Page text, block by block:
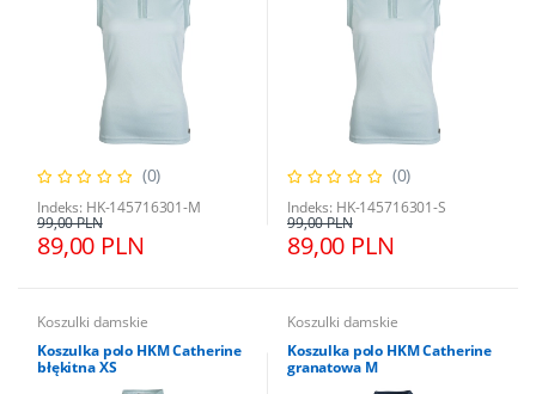
(0)
Indeks: HK-145716301-M
89,00 PLN
99,00 PLN
(0)
Indeks: HK-145716301-S
89,00 PLN
99,00 PLN
Koszulki damskie
Koszulka polo HKM Catherine
błękitna XS
Koszulki damskie
Koszulka polo HKM Catherine
granatowa M